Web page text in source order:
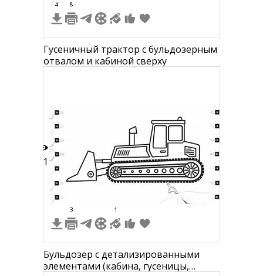
4 8
Гусеничный трактор с бульдозерным
отвалом и кабиной сверху
11
3 1
Бульдозер с детализированными
элементами (кабина, гусеницы,